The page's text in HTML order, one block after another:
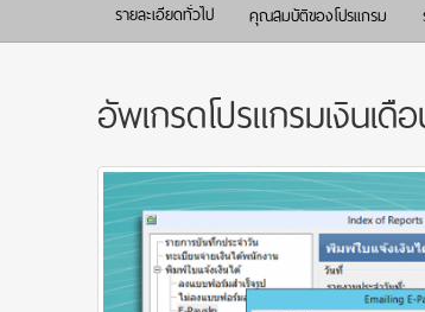
รายละเอียดทั่วไป
คุณสมบัติของโปรแกรม
อัพเกรดโปรแกรมเงินเ